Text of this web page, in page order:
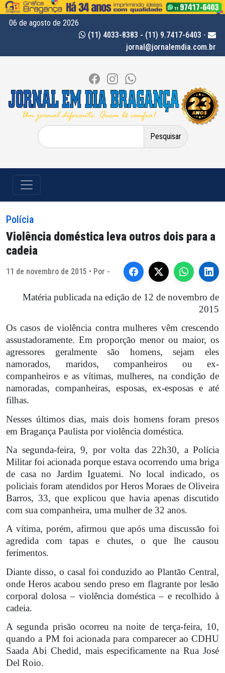
06 de agosto de 2026
(11) 4033-8383 - (11) 9.7417-6403 -
jornal@jornalemdia.com.br
Pesquisar
por:
Polícia
Violência doméstica leva outros dois para a
cadeia
11 de novembro de 2015 • Por -
Matéria publicada na edição de 12 de novembro de
2015
Os casos de violência contra mulheres vêm crescendo
assustadoramente. Em proporção menor ou maior, os
agressores geralmente são homens, sejam eles
namorados, maridos, companheiros ou ex-
companheiros e as vítimas, mulheres, na condição de
namoradas, companheiras, esposas, ex-esposas e até
filhas.
Nesses últimos dias, mais dois homens foram presos
em Bragança Paulista por violência doméstica.
Na segunda-feira, 9, por volta das 22h30, a Polícia
Militar foi acionada porque estava ocorrendo uma briga
de casa no Jardim Iguatemi. No local indicado, os
policiais foram atendidos por Heros Moraes de Oliveira
Barros, 33, que explicou que havia apenas discutido
com sua companheira, uma mulher de 32 anos.
A vítima, porém, afirmou que após uma discussão foi
agredida com tapas e chutes, o que lhe causou
ferimentos.
Diante disso, o casal foi conduzido ao Plantão Central,
onde Heros acabou sendo preso em flagrante por lesão
corporal dolosa – violência doméstica – e recolhido à
cadeia.
A segunda prisão ocorreu na noite de terça-feira, 10,
quando a PM foi acionada para comparecer ao CDHU
Saada Abi Chedid, mais especificamente na Rua José
Del Roio.